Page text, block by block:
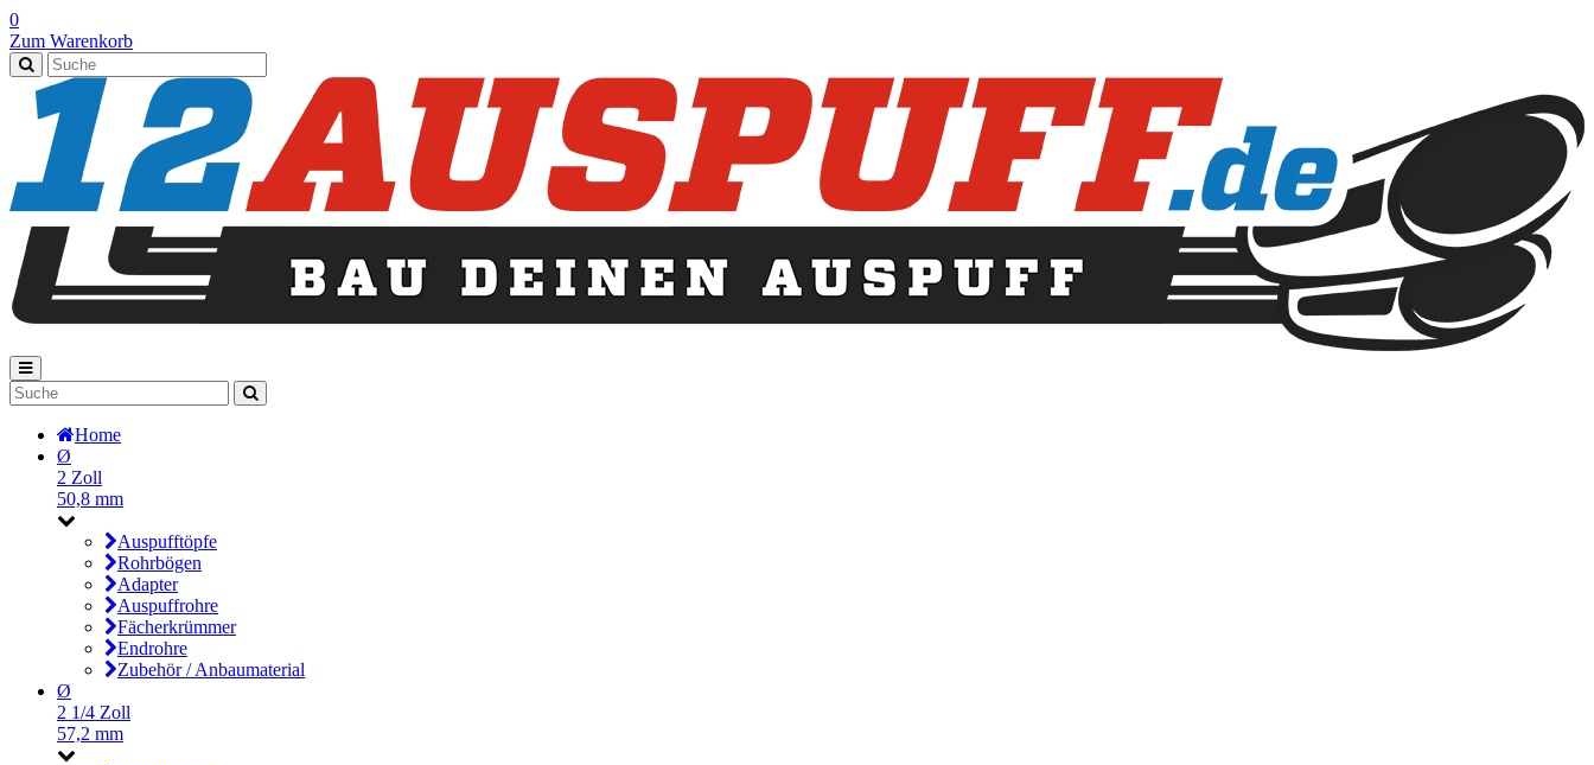
0
Zum Warenkorb
Home
Ø
2 Zoll
50,8 mm
Auspufftöpfe
Rohrbögen
Adapter
Auspuffrohre
Fächerkrümmer
Endrohre
Zubehör / Anbaumaterial
Ø
2 1/4 Zoll
57,2 mm